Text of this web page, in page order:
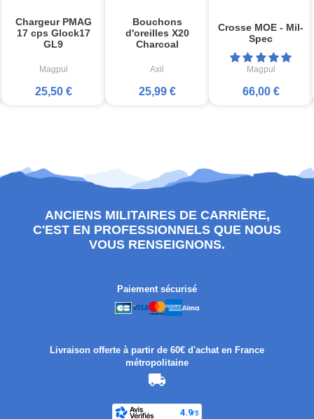
Chargeur PMAG
17 cps Glock17
GL9
Magpul
25,50 €
Bouchons
d'oreilles X20
Charcoal
Axil
25,99 €
Crosse MOE - Mil-
Spec
Magpul
66,00 €
ANCIENS MILITAIRES DE CARRIÈRE,
C'EST EN PROFESSIONNELS QUE NOUS
VOUS RENSEIGNONS.
Paiement sécurisé
Livraison offerte à partir de 60€ d'achat en France
métropolitaine